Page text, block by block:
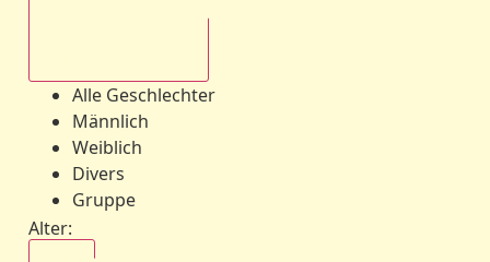
Alle Geschlechter
Männlich
Weiblich
Divers
Gruppe
Alter: